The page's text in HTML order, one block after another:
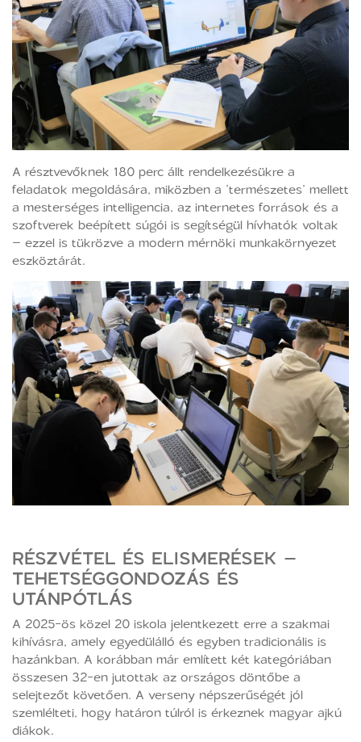
A résztvevőknek 180 perc állt rendelkezésükre a
feladatok megoldására, miközben a ’természetes’ mellett
a mesterséges intelligencia, az internetes források és a
szoftverek beépített súgói is segítségül hívhatók voltak
– ezzel is tükrözve a modern mérnöki munkakörnyezet
eszköztárát.
RÉSZVÉTEL ÉS ELISMERÉSEK –
TEHETSÉGGONDOZÁS ÉS
UTÁNPÓTLÁS
A 2025-ös közel 20 iskola jelentkezett erre a szakmai
kihívásra, amely egyedülálló és egyben tradicionális is
hazánkban. A korábban már említett két kategóriában
összesen 32-en jutottak az országos döntőbe a
selejtezőt követően. A verseny népszerűségét jól
szemlélteti, hogy határon túlról is érkeznek magyar ajkú
diákok.